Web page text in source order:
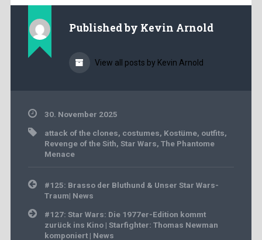
Published by Kevin Arnold
View all posts by Kevin Arnold
30. November 2025
attack of the clones, costumes, Kostüme, outfits,
Revenge of the Sith, Star Wars, The Phantome
Menace
Beitragsnavigation
#125: Brasso der Bluthund & Unser Star Wars-
Traum| News
#127: Star Wars: Die 1977er-Edition kommt
zurück ins Kino | Starfighter: Thomas Newman
komponiert | News